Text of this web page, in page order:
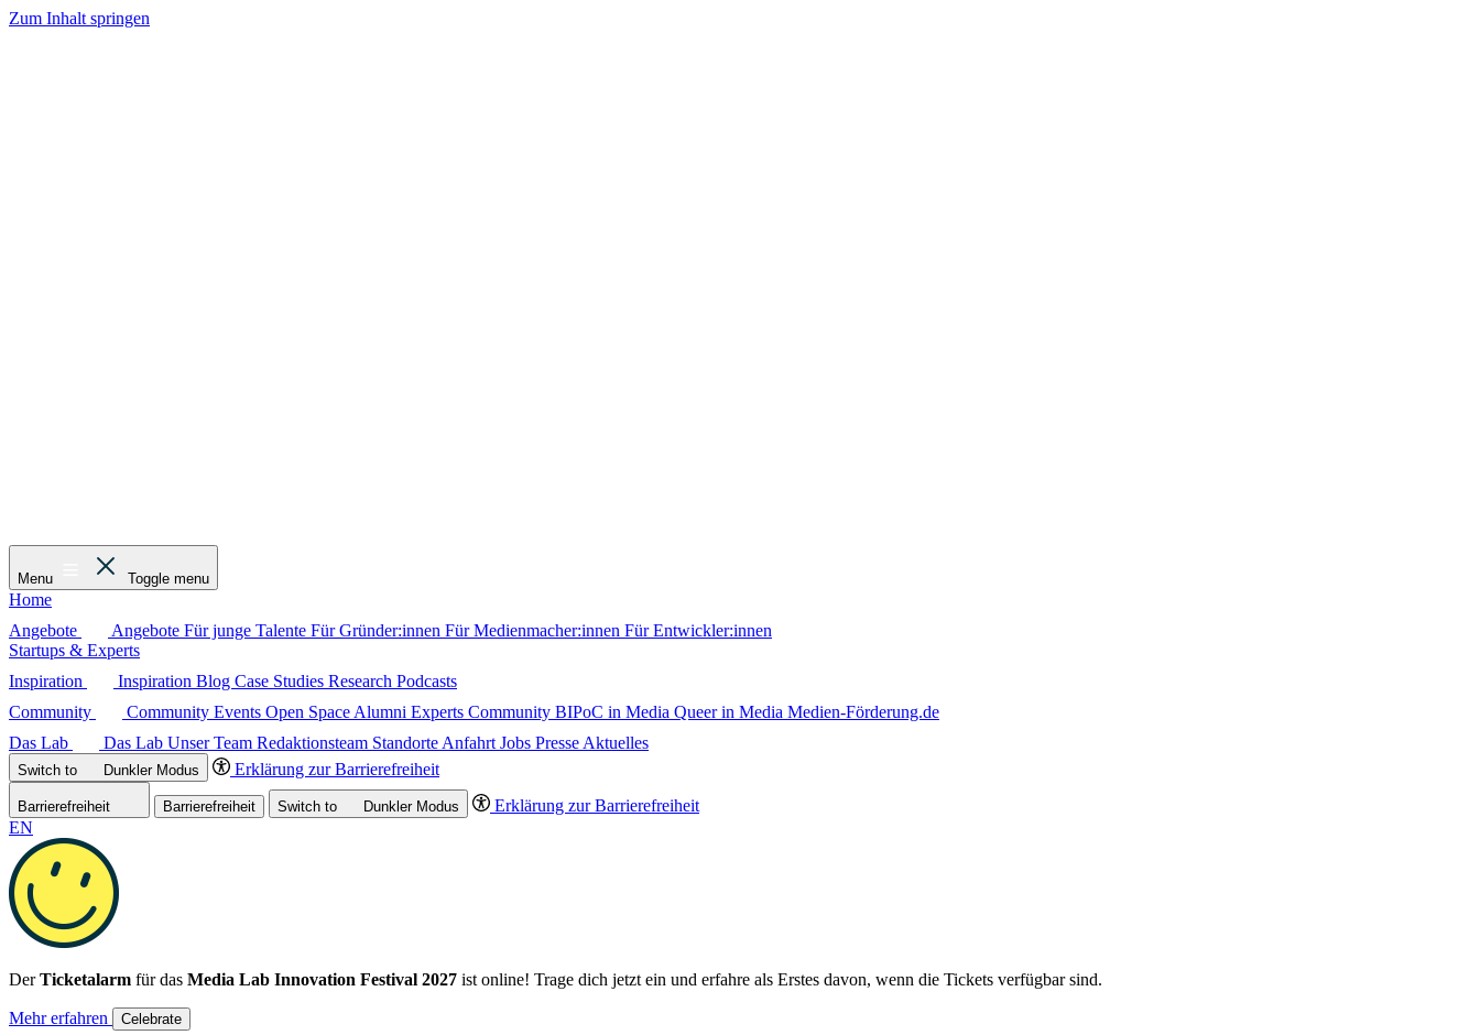
Zum Inhalt springen
Menu Toggle menu
Home
Angebote
Angebote Für junge Talente Für Gründer:innen Für Medienmacher:innen Für Entwickler:innen
Startups & Experts
Inspiration
Inspiration Blog Case Studies Research Podcasts
Community
Community Events Open Space Alumni Experts Community BIPoC in Media Queer in Media Medien-Förderung.de
Das Lab
Das Lab Unser Team Redaktionsteam Standorte Anfahrt Jobs Presse Aktuelles
Switch to DunklerModus Erklärung zur Barrierefreiheit
Barrierefreiheit Barrierefreiheit Switch to DunklerModus
Erklärung zur Barrierefreiheit
EN
DerTicketalarm für das Media Lab Innovation Festival 2027 ist online! Trage dich jetzt ein und erfahre als Erstes davon, wenn die Tickets verfügbar sind.
Mehr erfahren Celebrate